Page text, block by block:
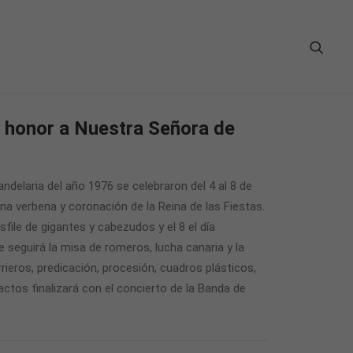
a Nuestra Señora de
del año 1976 se celebraron del 4 al 8 de
verbena y coronación de la Reina de las Fiestas.
de gigantes y cabezudos y el 8 el día
seguirá la misa de romeros, lucha canaria y la
predicación, procesión, cuadros plásticos,
finalizará con el concierto de la Banda de